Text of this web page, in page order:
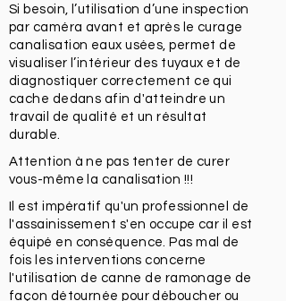
Si besoin, l’utilisation d’une inspection
par caméra avant et après le curage
canalisation eaux usées, permet de
visualiser l’intérieur des tuyaux et de
diagnostiquer correctement ce qui
cache dedans afin d'atteindre un
travail de qualité et un résultat
durable.
Attention à ne pas tenter de curer
vous-même la canalisation !!!
Il est impératif qu'un professionnel de
l'assainissement s'en occupe car il est
équipé en conséquence. Pas mal de
fois les interventions concerne
l'utilisation de canne de ramonage de
façon détournée pour déboucher ou